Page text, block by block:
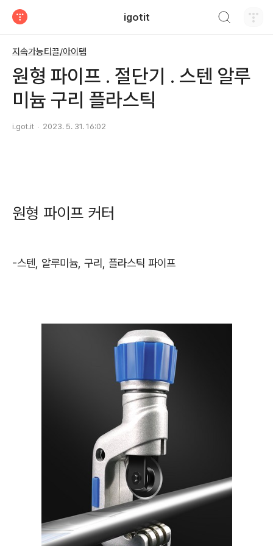
igotit
지속가능티끌/아이템
원형 파이프 . 절단기 . 스텐 알루
미늄 구리 플라스틱
i.got.it 2023. 5. 31. 16:02
원형 파이프 커터
-스텐, 알루미늄, 구리, 플라스틱 파이프